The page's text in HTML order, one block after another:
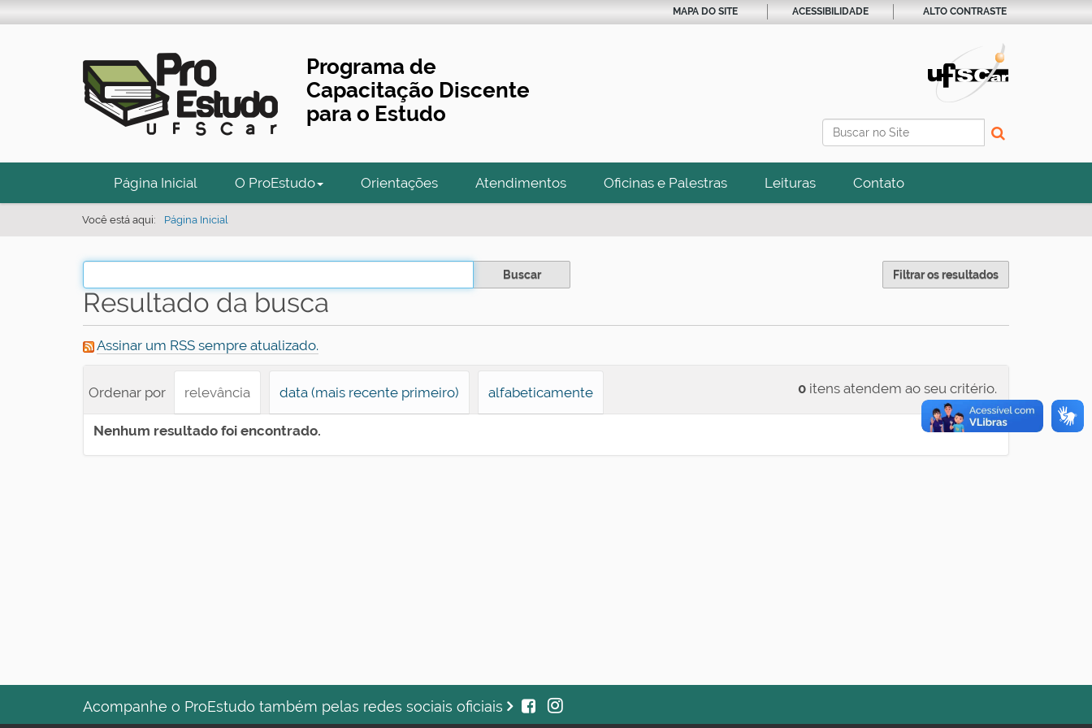
Programa de
Capacitação Discente
para o Estudo
Busca
MAPA DO SITE ACESSIBILIDADE ALTO CONTRASTE
Página Inicial O ProEstudo Orientações Atendimentos Oficinas e Palestras Leituras Contato
Você está aqui: Página Inicial
Filtrar os resultados
Resultado da busca
Assinar um RSS sempre atualizado.
0 itens atendem ao seu critério.
Ordenar por relevância data (mais recente primeiro) alfabeticamente
Nenhum resultado foi encontrado.
Acompanhe o ProEstudo também pelas redes sociais oficiais